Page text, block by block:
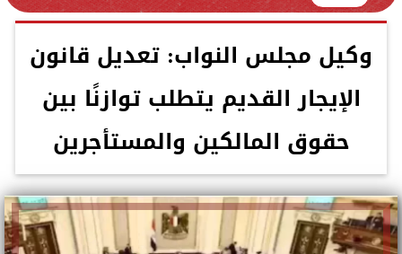
وكيل مجلس النواب: تعديل قانون
الإيجار القديم يتطلب توازنًا بين
حقوق المالكين والمستأجرين